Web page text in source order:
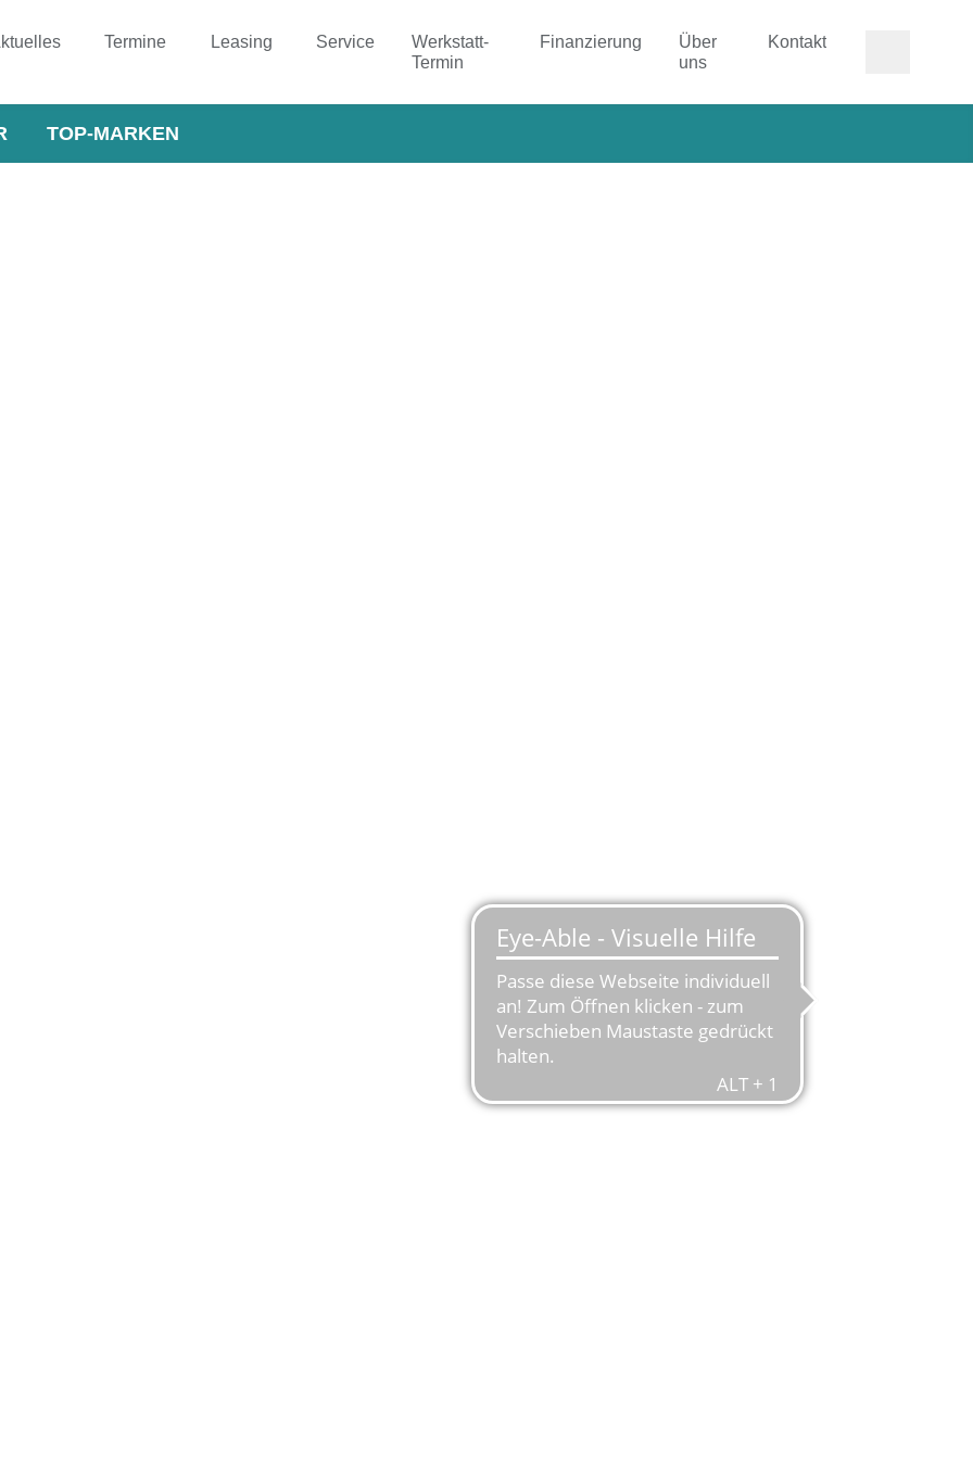
Termine Leasing Service
Werkstatt-
Termin
Finanzierung
Über
uns
Kontakt
TOP-MARKEN